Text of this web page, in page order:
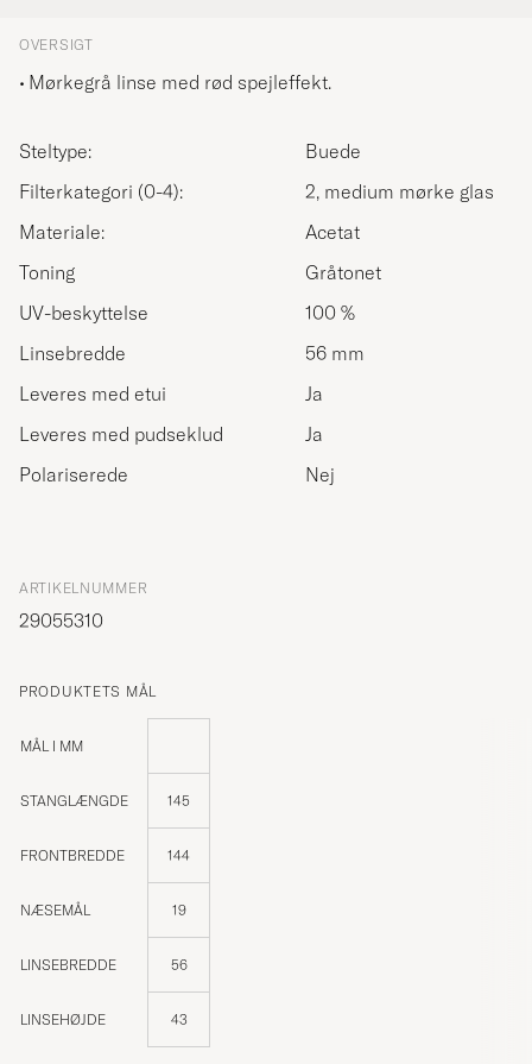
OVERSIGT
Mørkegrå linse med rød spejleffekt.
Steltype:
Buede
Filterkategori (0-4):
2, medium mørke glas
Materiale:
Acetat
Toning
Gråtonet
UV-beskyttelse
100 %
Linsebredde
56 mm
Leveres med etui
Ja
Leveres med pudseklud
Ja
Polariserede
Nej
ARTIKELNUMMER
29055310
PRODUKTETS MÅL
MÅL I MM
STANGLÆNGDE 145
FRONTBREDDE 144
NÆSEMÅL 19
LINSEBREDDE 56
LINSEHØJDE 43